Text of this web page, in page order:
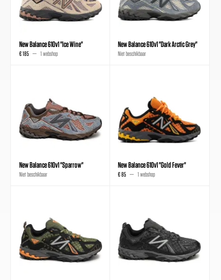
New Balance 610v1 "Ice Wine"
€ 185 1 webshop
New Balance 610v1 "Dark Arctic Grey"
Niet beschikbaar
New Balance 610v1 "Sparrow"
Niet beschikbaar
New Balance 610v1 "Gold Fever"
€ 85 1 webshop